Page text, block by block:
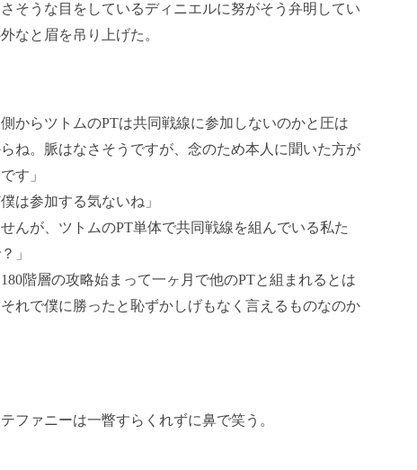
そうな目をしているディニエルに努がそう弁明してい
なと眉を吊り上げた。
からツトムのPTは共同戦線に参加しないのかと圧は
ね。脈はなさそうですが、念のため本人に聞いた方が
す」
は参加する気ないね」
んが、ツトムのPT単体で共同戦線を組んでいる私た
」
階層の攻略始まって一ヶ月で他のPTと組まれるとは
れで僕に勝ったと恥ずかしげもなく言えるものなのか
ファニーは一瞥すらくれずに鼻で笑う。